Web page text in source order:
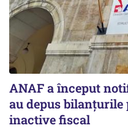
ANAF a început
au depus bilanțurile
inactive fiscal